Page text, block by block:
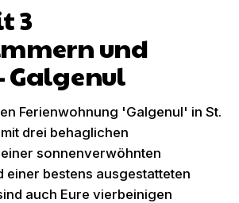
3
und
Galgenul
Ferienwohnung 'Galgenul' in St.
drei behaglichen
sonnenverwöhnten
einer bestens ausgestatteten
auch Eure vierbeinigen